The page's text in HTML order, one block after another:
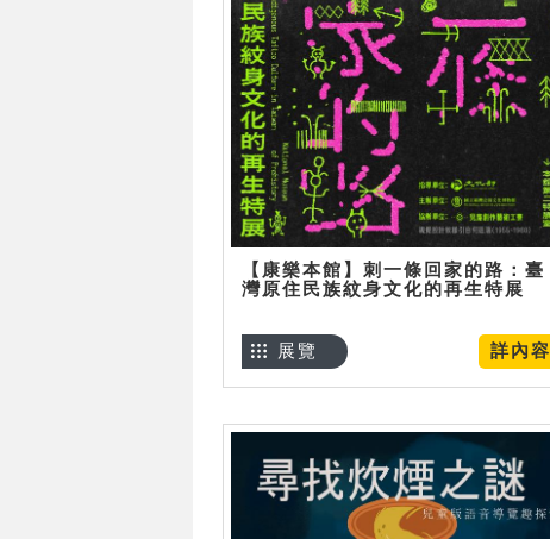
【康樂本館】刺一條回家的路：臺
灣原住民族紋身文化的再生特展
詳內容
展覽